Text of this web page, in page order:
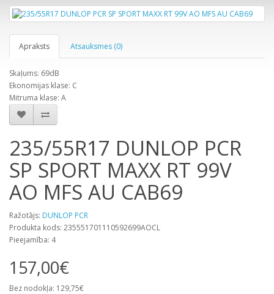
Apraksts Atsauksmes (0)
Skaļums: 69dB
Ekonomijas klase: C
Mitruma klase: A
235/55R17 DUNLOP PCR
SP SPORT MAXX RT 99V
AO MFS AU CAB69
Ražotājs: DUNLOP PCR
Produkta kods: 235551701110592699AOCL
Pieejamība: 4
157,00€
Bez nodokļa: 129,75€